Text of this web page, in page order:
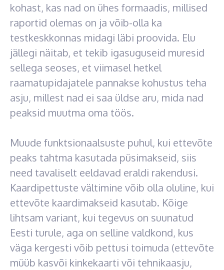
kohast, kas nad on ühes formaadis, millised
raportid olemas on ja võib-olla ka
testkeskkonnas midagi läbi proovida. Elu
jällegi näitab, et tekib igasuguseid muresid
sellega seoses, et viimasel hetkel
raamatupidajatele pannakse kohustus teha
asju, millest nad ei saa üldse aru, mida nad
peaksid muutma oma töös.
Muude funktsionaalsuste puhul, kui ettevõte
peaks tahtma kasutada püsimakseid, siis
need tavaliselt eeldavad eraldi rakendusi.
Kaardipettuste vältimine võib olla oluline, kui
ettevõte kaardimakseid kasutab. Kõige
lihtsam variant, kui tegevus on suunatud
Eesti turule, aga on selline valdkond, kus
väga kergesti võib pettusi toimuda (ettevõte
müüb kasvõi kinkekaarti või tehnikaasju,